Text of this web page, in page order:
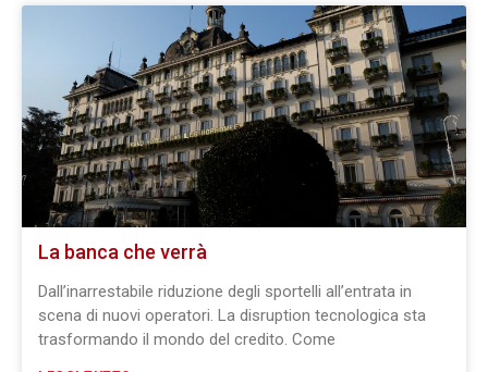
La banca che verrà
Dall’inarrestabile riduzione degli sportelli all’entrata in
scena di nuovi operatori. La disruption tecnologica sta
trasformando il mondo del credito. Come